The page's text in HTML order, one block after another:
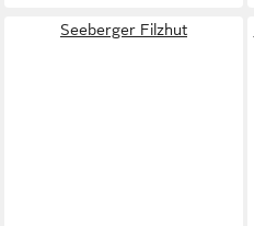
Seeberger Filzhut